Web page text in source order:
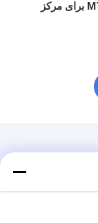
LC پانل پیچ MTP برای مرکز